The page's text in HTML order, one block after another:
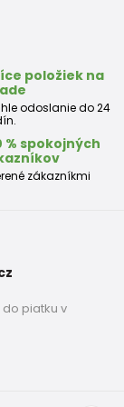
02, chlapec
02, chlapec
položiek na
odoslanie do 24
% spokojných
zákazníkmi
piatku v